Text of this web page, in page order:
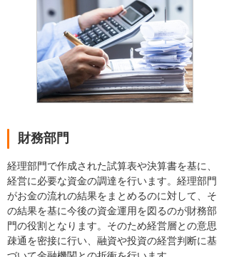
財務部門
経理部門で作成された試算表や決算書を基に、
経営に必要な資金の調達を行います。経理部門
がお金の流れの結果をまとめるのに対して、そ
の結果を基に今後の資金運用を図るのが財務部
門の役割となります。そのため経営層との意思
疎通を密接に行い、融資や投資の経営判断に基